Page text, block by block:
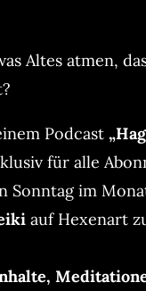
Altes atmen,
Podcast
für alle
Sonntag im
auf Hexenart